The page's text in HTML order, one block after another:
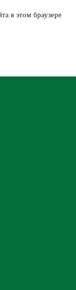
в этом браузере